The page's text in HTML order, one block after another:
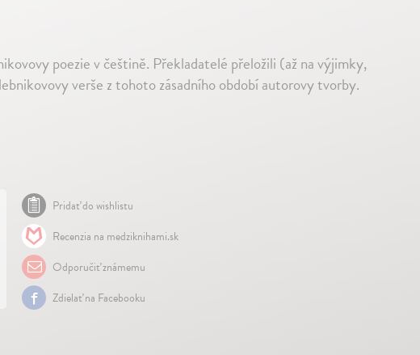
poezie v češtině. Překladatelé přeložili (až na výjimky,
verše z tohoto zásadního období autorovy tvorby.
Pridať do wishlistu
Recenzia na medziknihami.sk
Odporučiť známemu
Zdielať na Facebooku